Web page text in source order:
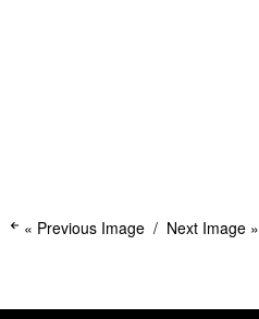
« Previous Image Next Image »